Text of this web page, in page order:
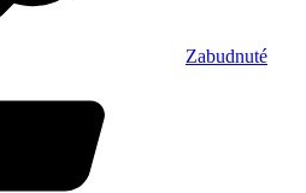
Zabudnuté